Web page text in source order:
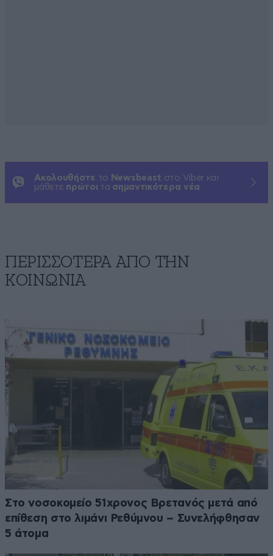
Ακολουθήστε το Newsbeast στο Viber και
μάθετε πρώτοι τα σημαντικότερα νέα
ΠΕΡΙΣΣΟΤΕΡΑ ΑΠΟ ΤΗΝ
ΚΟΙΝΩΝΙΑ
Στο νοσοκομείο 51χρονος Βρετανός μετά από
επίθεση στο λιμάνι Ρεθύμνου – Συνελήφθησαν
5 άτομα